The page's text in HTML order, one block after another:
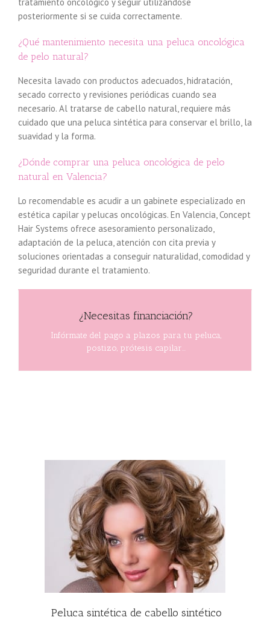
posteriormente si se cuida correctamente.
¿Qué mantenimiento necesita una peluca oncológica
de pelo natural?
Necesita lavado con productos adecuados, hidratación,
secado correcto y revisiones periódicas cuando sea
necesario. Al tratarse de cabello natural, requiere más
cuidado que una peluca sintética para conservar el brillo, la
suavidad y la forma.
¿Dónde comprar una peluca oncológica de pelo
natural en Valencia?
Lo recomendable es acudir a un gabinete especializado en
estética capilar y pelucas oncológicas. En Valencia, Concept
Hair Systems ofrece asesoramiento personalizado,
adaptación de la peluca, atención con cita previa y
soluciones orientadas a conseguir naturalidad, comodidad y
seguridad durante el tratamiento.
¿Necesitas financiación?
Infórmate del pago a plazos para tu peluca,
postizo, prótesis capilar...
Peluca sintética de cabello sintético